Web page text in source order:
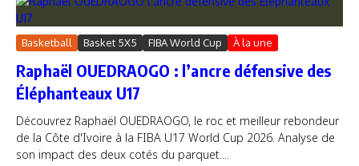
Basketball Basket 5X5 FIBA World Cup À la une
Raphaël OUEDRAOGO : l’ancre défensive des
Éléphanteaux U17
Découvrez Raphaël OUEDRAOGO, le roc et meilleur rebondeur
de la Côte d'Ivoire à la FIBA U17 World Cup 2026. Analyse de
son impact des deux cotés du parquet....